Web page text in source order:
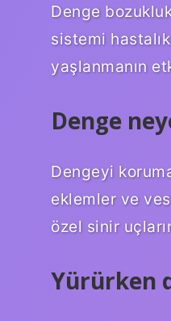
Denge
sistemi
yaşlanmanın
Denge
Dengeyi
eklemler ve
özel sinir
Yürürken